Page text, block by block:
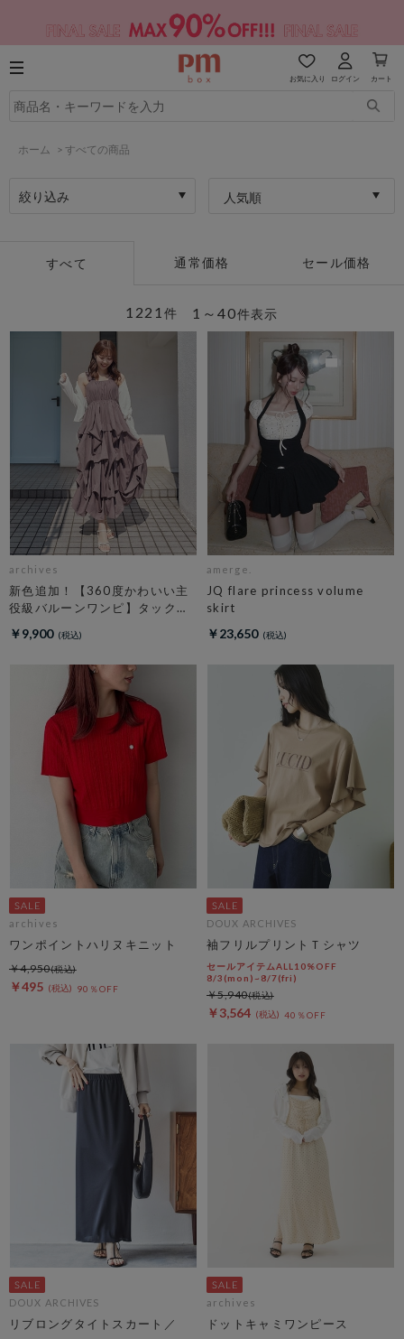
お気に入り ログイン カート
ホーム > すべての商品
絞り込み 人気順
すべて 通常価格 セール価格
1～40件表示
1221 件
archives
新色追加！【360度かわいい主
役級バルーンワンピ】タックバ
ース
￥9,900
amerge.
JQ flare princess volume
skirt
￥23,650
archives
ワンポイントハリヌキニット
￥495 90％OFF
￥4,950
DOUX ARCHIVES
袖フリルプリントＴシャツ
セールアイテムALL10%OFF
8/3(mon)~8/7(fri)
￥3,564 40％OFF
￥5,940
DOUX ARCHIVES
リブロングタイトスカート／
archives
ドットキャミワンピース